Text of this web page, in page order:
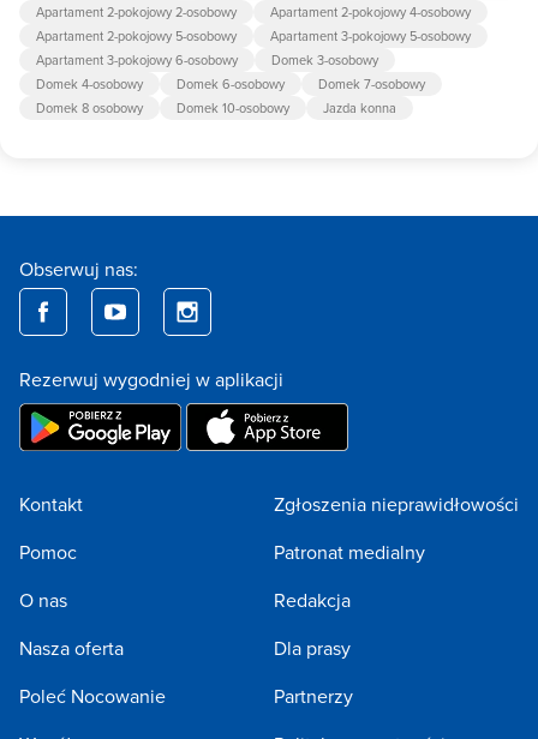
Apartament 2-pokojowy 2-osobowy
Apartament 2-pokojowy 4-osobowy
Apartament 2-pokojowy 5-osobowy
Apartament 3-pokojowy 5-osobowy
Apartament 3-pokojowy 6-osobowy
Domek 3-osobowy
Domek 4-osobowy
Domek 6-osobowy
Domek 7-osobowy
Domek 8 osobowy
Domek 10-osobowy Jazda konna
Obserwuj nas:
Rezerwuj wygodniej w aplikacji
Kontakt
Pomoc
O nas
Nasza oferta
Poleć Nocowanie
Zgłoszenia nieprawidłowości
Patronat medialny
Redakcja
Dla prasy
Partnerzy